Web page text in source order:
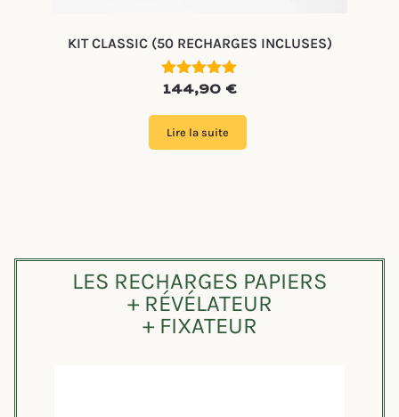
KIT CLASSIC (50 RECHARGES INCLUSES)
Note
5.00
sur 5
144,90 €
Lire la suite
LES RECHARGES PAPIERS
+ RÉVÉLATEUR
+ FIXATEUR